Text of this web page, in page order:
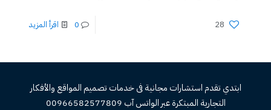
28
0 اقرأ المزيد
ابتدي تقدم استشارات مجانية فى خدمات تصميم المواقع والأفكار
التجارية المبتكرة عبر الواتس آب 00966582577809